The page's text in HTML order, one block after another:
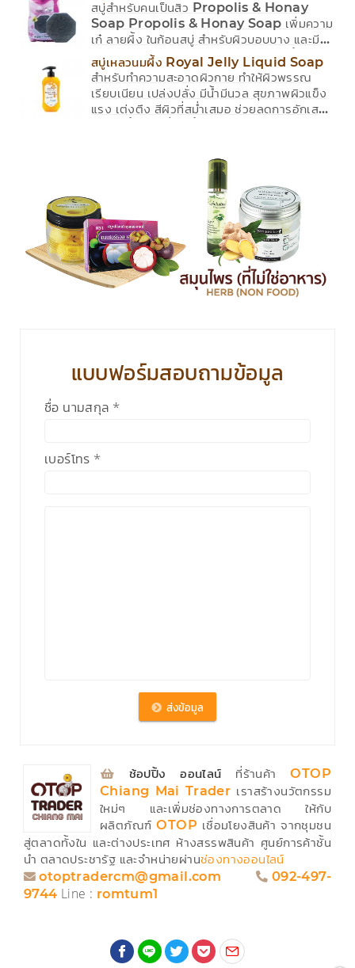
สบู่สำหรับคนเป็นสิว Propolis & Honay
Soap Propolis & Honay Soap เพิ่มความ
เก๋ ลายผึ้ง ในก้อนสบู่ สำหรับผิวบอบบาง และมี
ปัญหาสิว โดยมีพรอพอลิส ช่วยต่อต้านเชื้อ
แบคทีเรีย ยับยั้งการเกิดสิว น้ำผึ้งช่วยบำรุงผิว
ให้เปล่งปลั่ง ชุ่มชื้น นุ่มนวล 蜂膠蜂蜜皂100克
NWT: 100g, MWT: 100g
สบู่เหลวนมผึ้ง Royal Jelly Liquid Soap
สำหรับทำความสะอาดผิวกาย ทำให้ผิวพรรณ
เรียบเนียน เปล่งปลั่ง มีน้ำมีนวล สุขภาพผิวแข็ง
แรง เต่งตึง สีผิวที่สม่ำเสมอ ช่วยลดการอักเสบ
ทำความสะอาดผิว ได้หมดจด ขจัดเซลล์ที่ตาย
แล้ว ให้หลุดออกได้ NWT: 280g
ช้อปปิ้ง ออนไลน์ ที่ร้านค้าOTOP
Chiang Mai Trader เราสร้างนวัตกรรม
ใหม่ๆ และเพิ่มช่องทางการตลาด ให้กับ
ผลิตภัณฑ์OTOP เชื่อมโยงสินค้า จากชุมชน
สู่ตลาดทั้งใน และต่างประเทศ ห้างสรรพสินค้า ศูนย์การค้าชั้น
นำ ตลาดประชารัฐ และจำหน่ายผ่านช่องทางออนไลน์
otoptradercm@gmail.com
092-497-
9744 Line : romtum1